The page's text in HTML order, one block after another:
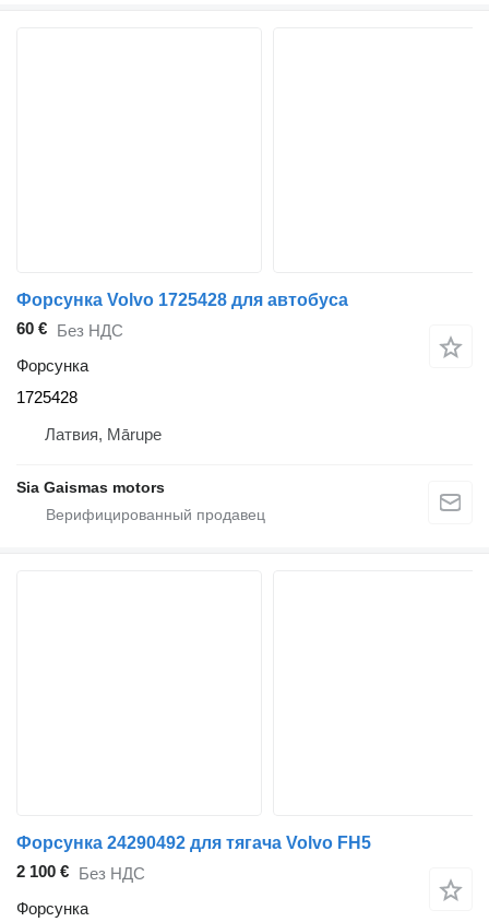
Форсунка Volvo 1725428 для автобуса
60 € Без НДС
Форсунка
1725428
Латвия, Mārupe
Sia Gaismas motors
Форсунка 24290492 для тягача Volvo FH5
2 100 € Без НДС
Форсунка